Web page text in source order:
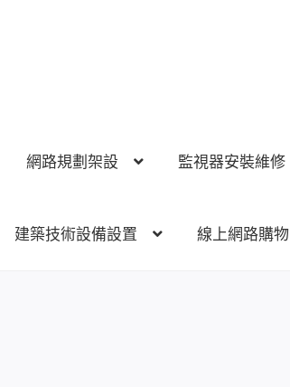
網路規劃架設 監視器安裝維修
建築技術設備設置 線上網路購物